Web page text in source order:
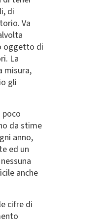
di
Va
oggetto di
La
misura,
gli
poco
da stime
anno,
ed un
anche
cifre di